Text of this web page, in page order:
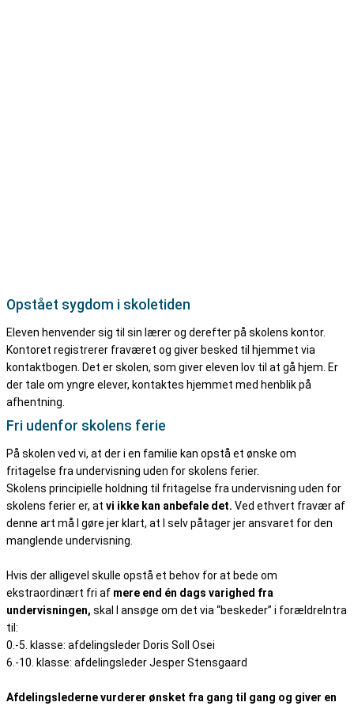
Opstået sygdom i skoletiden
Eleven henvender sig til sin lærer og derefter på skolens kontor.
Kontoret registrerer fraværet og giver besked til hjemmet via
kontaktbogen. Det er skolen, som giver eleven lov til at gå hjem. Er
der tale om yngre elever, kontaktes hjemmet med henblik på
afhentning.
Fri udenfor skolens ferie
På skolen ved vi, at der i en familie kan opstå et ønske om
fritagelse fra undervisning uden for skolens ferier.
Skolens principielle holdning til fritagelse fra undervisning uden for
skolens ferier er, at vi ikke kan anbefale det. Ved ethvert fravær af
denne art må I gøre jer klart, at I selv påtager jer ansvaret for den
manglende undervisning.
Hvis der alligevel skulle opstå et behov for at bede om
ekstraordinært fri af mere end én dags varighed fra
undervisningen, skal I ansøge om det via “beskeder” i forældreIntra
til:
0.-5. klasse: afdelingsleder Doris Soll Osei
6.-10. klasse: afdelingsleder Jesper Stensgaard
Afdelingslederne vurderer ønsket fra gang til gang og giver en